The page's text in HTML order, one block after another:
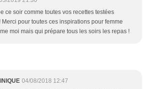
ce soir comme toutes vos recettes testées
Merci pour toutes ces inspirations pour femme
moi mais qui prépare tous les soirs les repas !
04/08/2018 12:47